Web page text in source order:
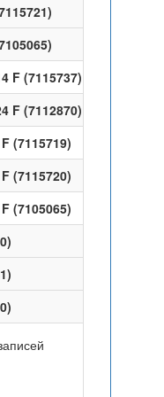
F (7115737)
F (7112870)
(7115719)
(7115720)
(7105065)